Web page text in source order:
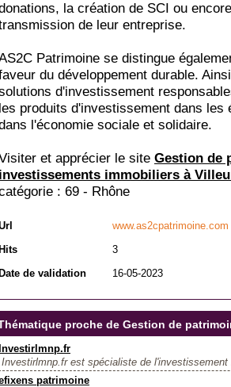
la création de SCI ou
de leur entreprise.
Patrimoine se distingue
du développement durable.
d'investissement
produits d'investissement dans les
l'économie sociale et solidaire.
et apprécier le site Gestion de
immobiliers à
: 69 - Rhône
www.as2cpatrimoine.com
3
de validation
16-05-2023
proche de Gestion de
Investirlmnp.fr est spécialiste de
patrimoine